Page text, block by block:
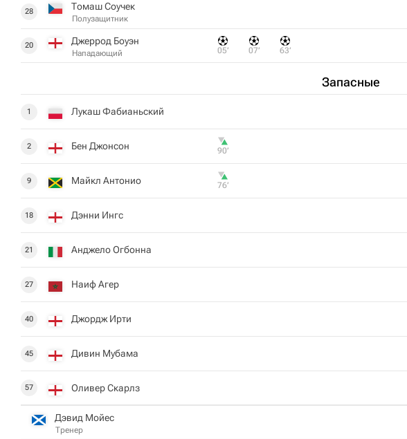
28 Томаш Соучек
Полузащитник
20 Джеррод Боуэн
Нападающий 05‎’‎ 07‎’‎ 63‎’‎
Запасные
1 Лукаш Фабианьский
2 Бен Джонсон 90‎’‎
9 Майкл Антонио 76‎’‎
18 Дэнни Ингс
21 Анджело Огбонна
27 Наиф Агер
40 Джордж Ирти
45 Дивин Мубама
57 Оливер Скарлз
Дэвид Мойес
Тренер